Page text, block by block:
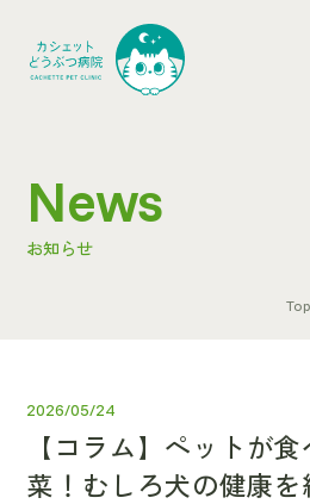
News
お知らせ
Top
2026/05/24
【コラム】ペットが
菜！むしろ犬の健康